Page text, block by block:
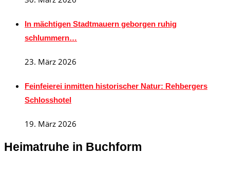
In mächtigen Stadtmauern geborgen ruhig
schlummern…
23. März 2026
Feinfeierei inmitten historischer Natur: Rehbergers
Schlosshotel
19. März 2026
Heimatruhe in Buchform